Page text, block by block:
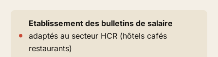
Etablissement des bulletins de salaire
adaptés au secteur HCR (hôtels cafés
restaurants)